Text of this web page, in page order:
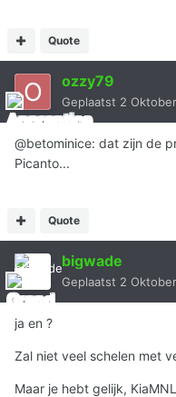
Quote
ozzy79
Geplaatst 2
@betominice: dat zijn de
Picanto...
Quote
bigwade
Geplaatst 2
ja en ?
Zal niet veel schelen met
Maar je hebt gelijk,